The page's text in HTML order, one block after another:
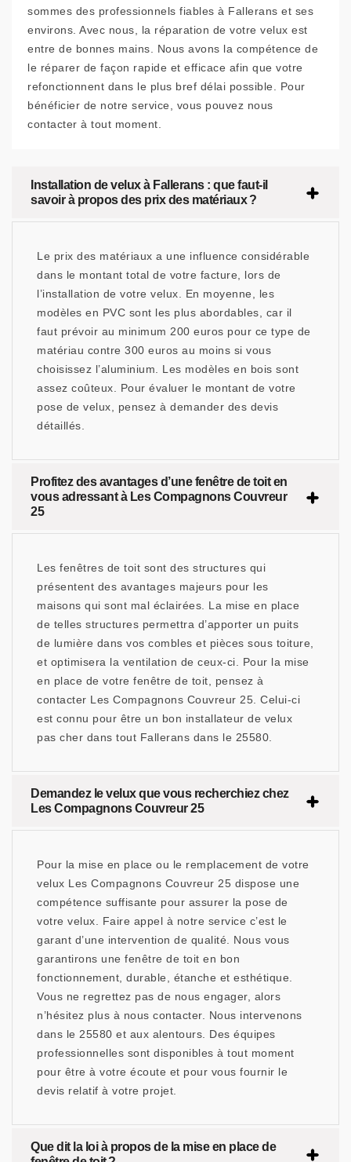
sommes des professionnels fiables à Fallerans et ses
environs. Avec nous, la réparation de votre velux est
entre de bonnes mains. Nous avons la compétence de
le réparer de façon rapide et efficace afin que votre
refonctionnent dans le plus bref délai possible. Pour
bénéficier de notre service, vous pouvez nous
contacter à tout moment.
Installation de velux à Fallerans : que faut-il
savoir à propos des prix des matériaux ?
Le prix des matériaux a une influence considérable
dans le montant total de votre facture, lors de
l’installation de votre velux. En moyenne, les
modèles en PVC sont les plus abordables, car il
faut prévoir au minimum 200 euros pour ce type de
matériau contre 300 euros au moins si vous
choisissez l’aluminium. Les modèles en bois sont
assez coûteux. Pour évaluer le montant de votre
pose de velux, pensez à demander des devis
détaillés.
Profitez des avantages d’une fenêtre de toit en
vous adressant à Les Compagnons Couvreur
25
Les fenêtres de toit sont des structures qui
présentent des avantages majeurs pour les
maisons qui sont mal éclairées. La mise en place
de telles structures permettra d’apporter un puits
de lumière dans vos combles et pièces sous toiture,
et optimisera la ventilation de ceux-ci. Pour la mise
en place de votre fenêtre de toit, pensez à
contacter Les Compagnons Couvreur 25. Celui-ci
est connu pour être un bon installateur de velux
pas cher dans tout Fallerans dans le 25580.
Demandez le velux que vous recherchiez chez
Les Compagnons Couvreur 25
Pour la mise en place ou le remplacement de votre
velux Les Compagnons Couvreur 25 dispose une
compétence suffisante pour assurer la pose de
votre velux. Faire appel à notre service c’est le
garant d’une intervention de qualité. Nous vous
garantirons une fenêtre de toit en bon
fonctionnement, durable, étanche et esthétique.
Vous ne regrettez pas de nous engager, alors
n’hésitez plus à nous contacter. Nous intervenons
dans le 25580 et aux alentours. Des équipes
professionnelles sont disponibles à tout moment
pour être à votre écoute et pour vous fournir le
devis relatif à votre projet.
Que dit la loi à propos de la mise en place de